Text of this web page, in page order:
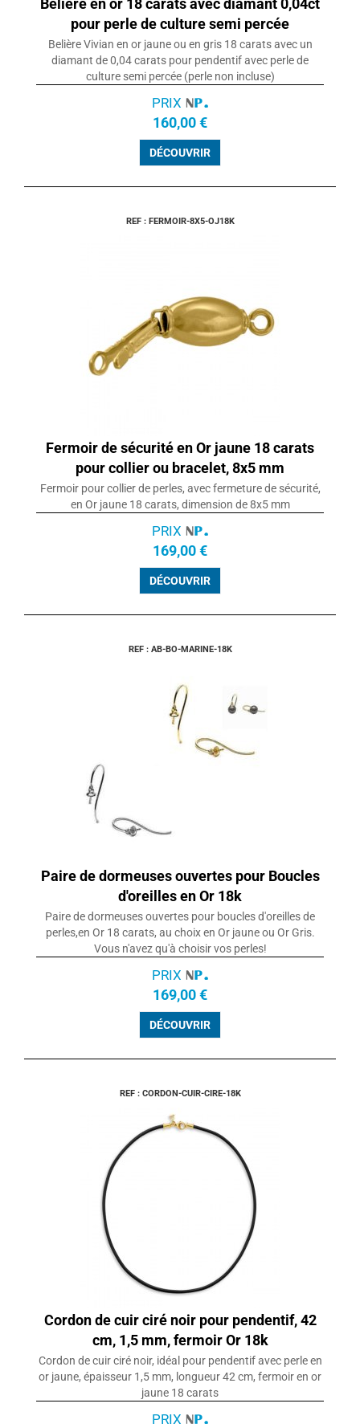
Belière en or 18 carats avec diamant 0,04ct
pour perle de culture semi percée
Belière Vivian en or jaune ou en gris 18 carats avec un
diamant de 0,04 carats pour pendentif avec perle de
culture semi percée (perle non incluse)
PRIX
160,00 €
DÉCOUVRIR
REF : FERMOIR-8X5-OJ18K
Fermoir de sécurité en Or jaune 18 carats
pour collier ou bracelet, 8x5 mm
Fermoir pour collier de perles, avec fermeture de sécurité,
en Or jaune 18 carats, dimension de 8x5 mm
PRIX
169,00 €
DÉCOUVRIR
REF : AB-BO-MARINE-18K
Paire de dormeuses ouvertes pour Boucles
d'oreilles en Or 18k
Paire de dormeuses ouvertes pour boucles d'oreilles de
perles,en Or 18 carats, au choix en Or jaune ou Or Gris.
Vous n'avez qu'à choisir vos perles!
PRIX
169,00 €
DÉCOUVRIR
REF : CORDON-CUIR-CIRE-18K
Cordon de cuir ciré noir pour pendentif, 42
cm, 1,5 mm, fermoir Or 18k
Cordon de cuir ciré noir, idéal pour pendentif avec perle en
or jaune, épaisseur 1,5 mm, longueur 42 cm, fermoir en or
jaune 18 carats
PRIX